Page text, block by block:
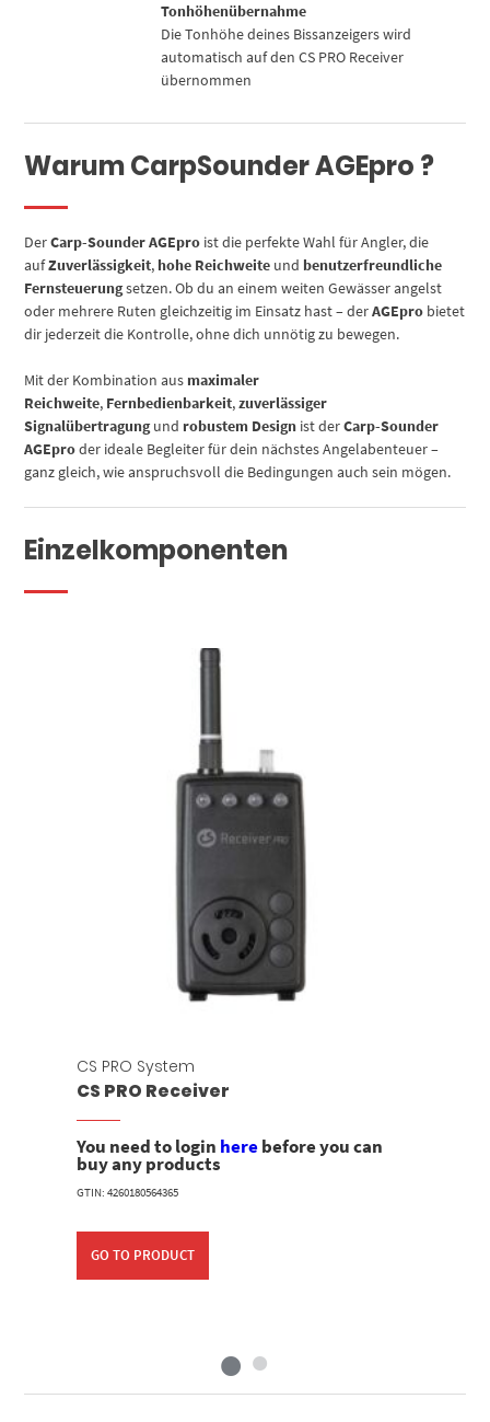
Tonhöhenübernahme
Die Tonhöhe deines Bissanzeigers wird
automatisch auf den CS PRO Receiver
übernommen
Warum CarpSounder AGEpro ?
DerCarp-Sounder AGEpro ist die perfekte Wahl für Angler, die
aufZuverlässigkeit, hohe Reichweite und benutzerfreundliche
Fernsteuerungsetzen. Ob du an einem weiten Gewässer angelst
oder mehrere Ruten gleichzeitig im Einsatz hast – derAGEpro bietet
dir jederzeit die Kontrolle, ohne dich unnötig zu bewegen.
Mit der Kombination aus maximaler
Reichweite, Fernbedienbarkeit,zuverlässiger
Signalübertragungund robustem Design ist derCarp-Sounder
AGEproder ideale Begleiter für dein nächstes Angelabenteuer –
ganz gleich, wie anspruchsvoll die Bedingungen auch sein mögen.
Einzelkomponenten
CS PRO System
CS PRO Receiver
You need to login herebefore you can
buy any products
GTIN: 4260180564365
GO TO PRODUCT